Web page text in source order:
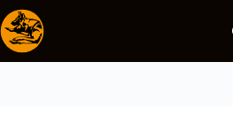
naar
de
inhoud